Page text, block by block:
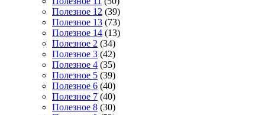
Полезное 12 (39)
Полезное 13 (73)
Полезное 14 (13)
Полезное 2 (34)
Полезное 3 (42)
Полезное 4 (35)
Полезное 5 (39)
Полезное 6 (40)
Полезное 7 (40)
Полезное 8 (30)